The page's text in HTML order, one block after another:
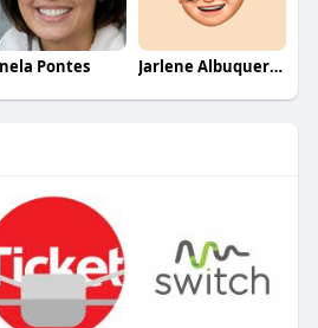
Pontes Jarlene Albuquerque